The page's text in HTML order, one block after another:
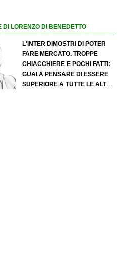
DI LORENZO DI BENEDETTO
L'INTER DIMOSTRI DI POTER
FARE MERCATO. TROPPE
CHIACCHIERE E POCHI FATTI:
GUAI A PENSARE DI ESSERE
SUPERIORE A TUTTE LE ALTRE